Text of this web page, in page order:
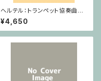
ヘルテル：トランペット協奏曲第1
番 変ホ長調/トランペット・ピア
ノ
¥4,650